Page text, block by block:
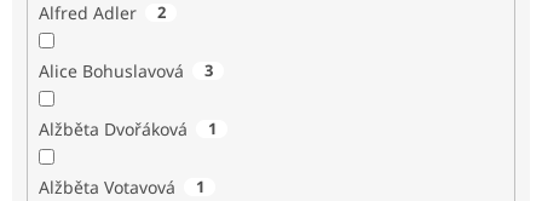
Alfred Adler 2
Alice Bohuslavová 3
Alžběta Dvořáková 1
Alžběta Votavová 1